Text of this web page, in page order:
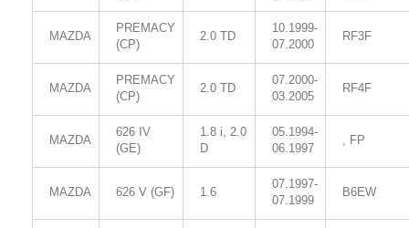
MAZDA
PREMACY
(CP)
2.0 TD
10.1999-
07.2000
RF3F
MAZDA
PREMACY
(CP)
2.0 TD
07.2000-
03.2005
RF4F
MAZDA
626 IV
(GE)
1.8 i, 2.0
D
05.1994-
06.1997
, FP
MAZDA 626 V (GF) 1.6
07.1997-
07.1999
B6EW